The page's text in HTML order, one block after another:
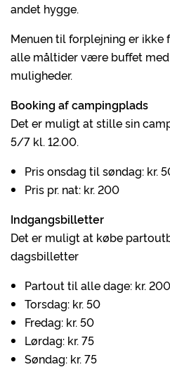
andet hygge.
Menuen til forplejning er
alle måltider være buffet
muligheder.
Booking af campingplads
Det er muligt at stille sin
5/7 kl. 12.00.
Pris onsdag til søndag: kr.
Pris pr. nat: kr. 200
Indgangsbilletter
Det er muligt at købe
dagsbilletter
Partout til alle dage: kr. 200
Torsdag: kr. 50
Fredag: kr. 50
Lørdag: kr. 75
Søndag: kr. 75